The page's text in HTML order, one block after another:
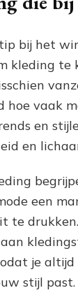
bij het
kleding te
hoe vaak
en
en
een
te
je
stijl past.